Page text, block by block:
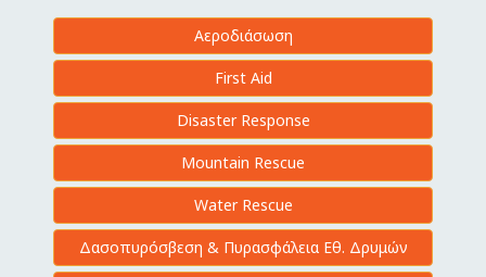
Αεροδιάσωση
First Aid
Disaster Response
Mountain Rescue
Water Rescue
Δασοπυρόσβεση & Πυρασφάλεια Εθ. Δρυμών